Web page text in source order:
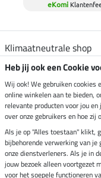
eKomi
Klimaatneutrale shop
Verzending per
Veilig betalen met
Heb jij ook een Cookie
Wij ook! We gebruiken cookies
online winkelen aan te bieden,
relevante producten voor jou
over onze gebruikers en hoe zij
Als je op "Alles toestaan" klikt,
bijbehorende verwerking van je
onze dienstverleners. Als je in
jouw bezoek alleen voortgezet
voor het soepele functioneren